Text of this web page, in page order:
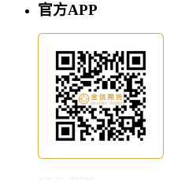
官方APP